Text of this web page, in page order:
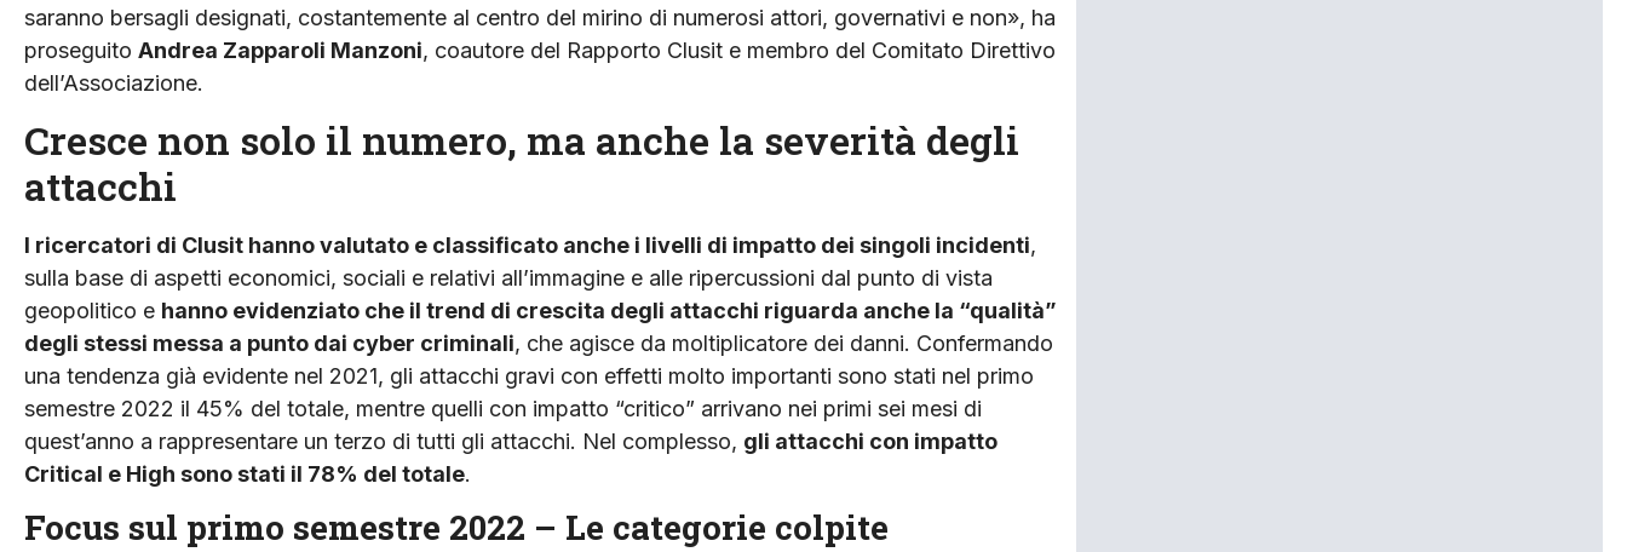
saranno bersagli designati, costantemente al centro del mirino di numerosi attori, governativi e non», ha
proseguito Andrea Zapparoli Manzoni, coautore del Rapporto Clusit e membro del Comitato Direttivo
dell’Associazione.
Cresce non solo il numero, ma anche la severità degli
attacchi
I ricercatori di Clusit hanno valutato e classificato anche i livelli di impatto dei singoli incidenti,
sulla base di aspetti economici, sociali e relativi all’immagine e alle ripercussioni dal punto di vista
geopolitico e hanno evidenziato che il trend di crescita degli attacchi riguarda anche la “qualità”
degli stessi messa a punto dai cyber criminali, che agisce da moltiplicatore dei danni. Confermando
una tendenza già evidente nel 2021, gli attacchi gravi con effetti molto importanti sono stati nel primo
semestre 2022 il 45% del totale, mentre quelli con impatto “critico” arrivano nei primi sei mesi di
quest’anno a rappresentare un terzo di tutti gli attacchi. Nel complesso, gli attacchi con impatto
Critical e High sono stati il 78% del totale.
Focus sul primo semestre 2022 – Le categorie colpite